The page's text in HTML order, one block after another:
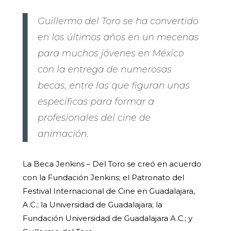
Guillermo del Toro se ha convertido
en los últimos años en un mecenas
para muchos jóvenes en México
con la entrega de numerosas
becas, entre las que figuran unas
específicas para formar a
profesionales del cine de
animación.
La Beca Jenkins – Del Toro se creó en acuerdo
con la Fundación Jenkins; el Patronato del
Festival Internacional de Cine en Guadalajara,
A.C.; la Universidad de Guadalajara; la
Fundación Universidad de Guadalajara A.C.; y